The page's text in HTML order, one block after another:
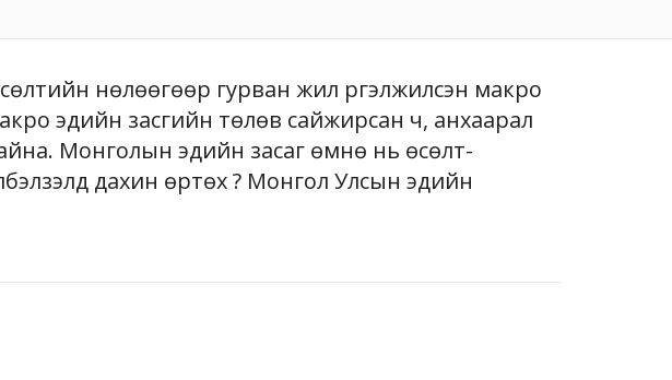
нөлөөгөөр гурван жил үргэлжилсэн макро
эдийн засгийн төлөв сайжирсан ч, анхаарал
Монголын эдийн засаг өмнө нь өсөлт-
дахин өртөх үү? Монгол Улсын эдийн